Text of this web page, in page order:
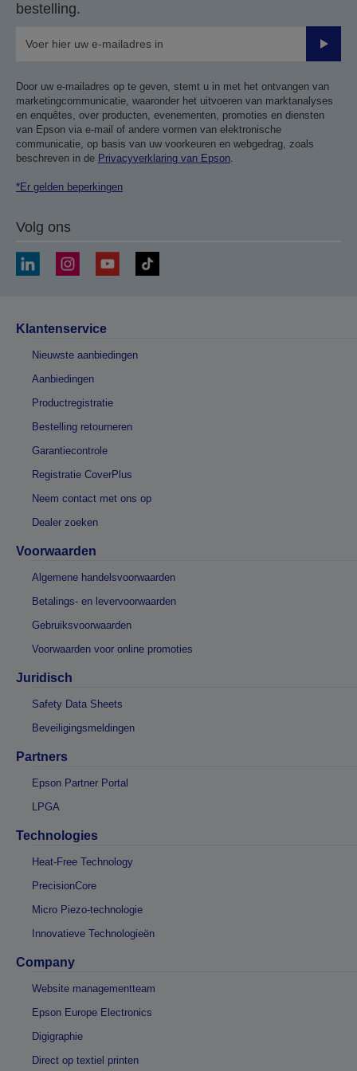
bestelling.
Door uw e-mailadres op te geven, stemt u in met het ontvangen van
marketingcommunicatie, waaronder het uitvoeren van marktanalyses
en enquêtes, over producten, evenementen, promoties en diensten
van Epson via e-mail of andere vormen van elektronische
communicatie, op basis van uw voorkeuren en webgedrag, zoals
beschreven in de Privacyverklaring van Epson.
*Er gelden beperkingen
Volg ons
Klantenservice
Nieuwste aanbiedingen
Aanbiedingen
Productregistratie
Bestelling retourneren
Garantiecontrole
Registratie CoverPlus
Neem contact met ons op
Dealer zoeken
Voorwaarden
Algemene handelsvoorwaarden
Betalings- en levervoorwaarden
Gebruiksvoorwaarden
Voorwaarden voor online promoties
Juridisch
Safety Data Sheets
Beveiligingsmeldingen
Partners
Epson Partner Portal
LPGA
Technologies
Heat-Free Technology
PrecisionCore
Micro Piezo-technologie
Innovatieve Technologieën
Company
Website managementteam
Epson Europe Electronics
Digigraphie
Direct op textiel printen